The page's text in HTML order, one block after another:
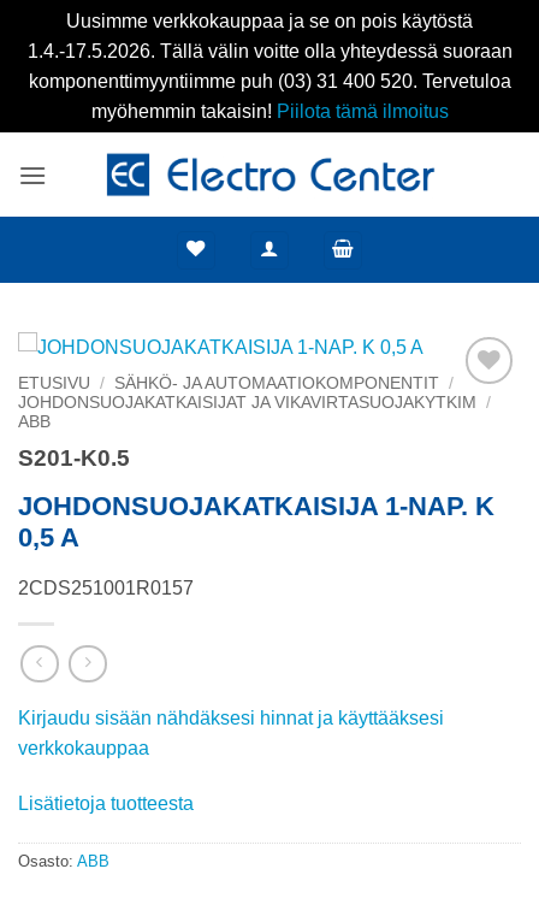
Uusimme verkkokauppaa ja se on pois käytöstä
1.4.-17.5.2026. Tällä välin voitte olla yhteydessä suoraan
komponenttimyyntiimme puh (03) 31 400 520. Tervetuloa
myöhemmin takaisin! Piilota tämä ilmoitus
Add to
ETUSIVU / SÄHKÖ- JA AUTOMAATIOKOMPONENTIT /
JOHDONSUOJAKATKAISIJAT JA VIKAVIRTASUOJAKYTKIM
/
ABB
S201-K0.5
JOHDONSUOJAKATKAISIJA 1-NAP. K
0,5 A
2CDS251001R0157
Kirjaudu sisään nähdäksesi hinnat ja käyttääksesi
verkkokauppaa
Lisätietoja tuotteesta
Osasto: ABB